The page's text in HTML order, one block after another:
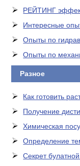
РЕЙТИНГ
Интересные
Опыты по
Опыты по
Разное
Как готовить
Получение
Химическая
Определение
Секрет